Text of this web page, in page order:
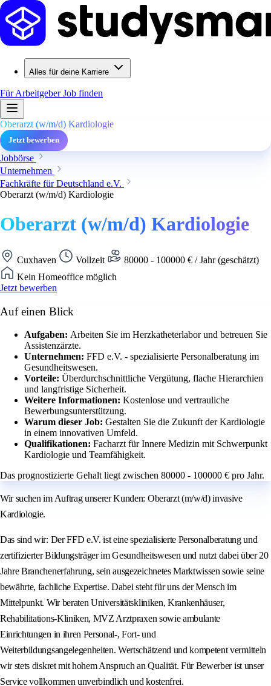
Alles für deine Karriere
Für ArbeitgeberJob finden
Oberarzt (w/m/d) Kardiologie
Jetzt bewerben
Jobbörse
Unternehmen
Fachkräfte für Deutschland e.V.
Oberarzt (w/m/d) Kardiologie
Oberarzt (w/m/d) Kardiologie
Cuxhaven Vollzeit
80000 - 100000 € / Jahr (geschätzt)
Kein Homeoffice möglich
Jetzt bewerben
Auf einen Blick
Aufgaben: Arbeiten Sie im Herzkatheterlabor und betreuen Sie
Assistenzärzte.
Unternehmen: FFD e.V. - spezialisierte Personalberatung im
Gesundheitswesen.
Vorteile: Überdurchschnittliche Vergütung, flache Hierarchien
und langfristige Sicherheit.
Weitere Informationen: Kostenlose und vertrauliche
Bewerbungsunterstützung.
Warum dieser Job: Gestalten Sie die Zukunft der Kardiologie
in einem innovativen Umfeld.
Qualifikationen: Facharzt für Innere Medizin mit Schwerpunkt
Kardiologie und Teamfähigkeit.
Das prognostizierte Gehalt liegt zwischen 80000 - 100000 € pro Jahr.
Wir suchen im Auftrag unserer Kunden: Oberarzt (m/w/d) invasive
Kardiologie.
Das sind wir: Der FFD e.V. ist eine spezialisierte Personalberatung und
zertifizierter Bildungsträger im Gesundheitswesen und nutzt dabei über 20
Jahre Branchenerfahrung, sein ausgezeichnetes Marktwissen sowie seine
bewährte, fachliche Expertise. Dabei steht für uns der Mensch im
Mittelpunkt. Wir beraten Universitätskliniken, Krankenhäuser,
Rehabilitations-Kliniken, MVZ Arztpraxen sowie ambulante
Einrichtungen in ihren Personal-, Fort- und
Weiterbildungsangelegenheiten. Wertschätzend und kompetent vermitteln
wir stets diskret mit hohem Anspruch an Qualität. Für Bewerber ist unser
Service vollkommen unverbindlich und kostenfrei.